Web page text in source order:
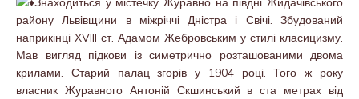
району Львівщини в міжріччі Дністра і Свічі. Збудований
наприкінці XVIII ст. Адамом Жебровським у стилі класицизму.
Мав вигляд підкови із симетрично розташованими двома
крилами. Старий палац згорів у 1904 році. Того ж року
власник Журавного Антоній Скшинський в ста метрах від